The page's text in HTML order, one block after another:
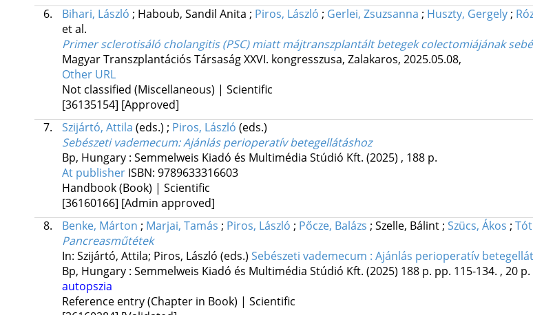
6.
Bihari, László ; Haboub, Sandil Anita ; Piros, László ; Gerlei, Zsuzsanna ; Huszty, Gergely;
et al.
Primer sclerotisáló cholangitis (PSC) miatt májtranszplantált betegek colectomiájának
Magyar Transzplantációs Társaság XXVI. kongresszusa, Zalakaros, 2025.05.08,
Other URL
Not classified (Miscellaneous) | Scientific
[36135154] [Approved]
7.
Szijártó, Attila (eds.) ; Piros, László (eds.)
Sebészeti vademecum: Ajánlás perioperatív betegellátáshoz
Bp, Hungary : Semmelweis Kiadó és Multimédia Stúdió Kft. (2025) , 188 p.
At publisher ISBN: 9789633316603
Handbook (Book) | Scientific
[36160166] [Admin approved]
8.
Benke, Márton ; Marjai, Tamás ; Piros, László ; Pőcze, Balázs ; Szelle, Bálint; Szücs, Ákos ;
Pancreasműtétek
In: Szijártó, Attila; Piros, László (eds.) Sebészeti vademecum : Ajánlás perioperatív
Bp, Hungary : Semmelweis Kiadó és Multimédia Stúdió Kft. (2025) 188 p. pp. 115-134. , 20 p.
autopszia
Reference entry (Chapter in Book) | Scientific